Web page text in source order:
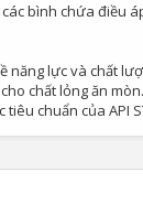
bình chứa điều
năng lực và chất
chất lỏng ăn
chuẩn của API